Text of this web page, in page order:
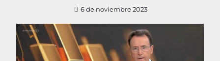
6 de noviembre 2023